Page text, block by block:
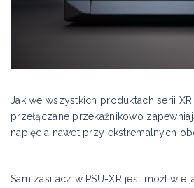
Jak we wszystkich produktach serii
przełączane przekaźnikowo
napięcia nawet przy ekstremalnych
Sam zasilacz w PSU-XR jest możliwie